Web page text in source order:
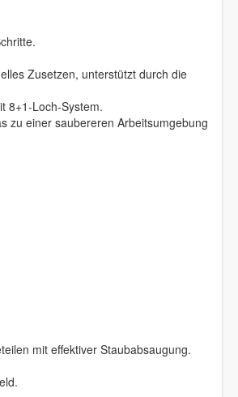
Zusetzen, unterstützt durch die
8+1-Loch-System.
zu einer saubereren Arbeitsumgebung
mit effektiver Staubabsaugung.